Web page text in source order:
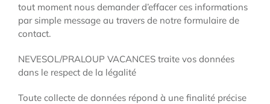
tout moment nous demander d’effacer ces informations
par simple message au travers de notre formulaire de
contact.
NEVESOL/PRALOUP VACANCES traite vos données
dans le respect de la légalité
Toute collecte de données répond à une finalité précise